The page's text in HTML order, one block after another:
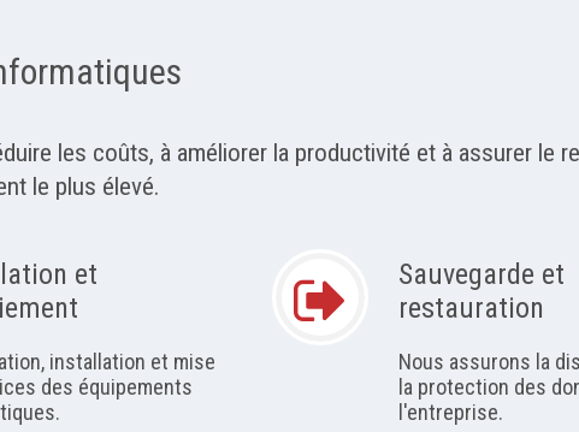
les coûts, à améliorer la productivité et à assurer le
le plus élevé.
et
installation et mise
des équipements
Sauvegarde et
restauration
Nous assurons la
la protection des
l'entreprise.